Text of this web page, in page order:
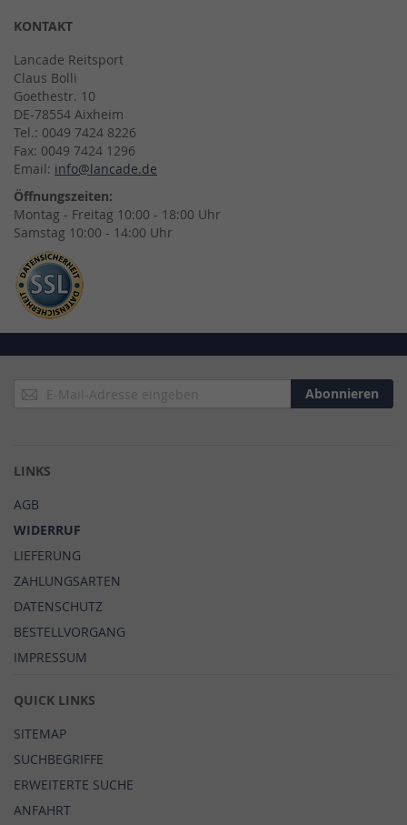
KONTAKT
Lancade Reitsport
Claus Bolli
Goethestr. 10
DE-78554 Aixheim
Tel.: 0049 7424 8226
Fax: 0049 7424 1296
Email: info@lancade.de
Öffnungszeiten:
Montag - Freitag 10:00 - 18:00 Uhr
Samstag 10:00 - 14:00 Uhr
Anmeldung
zum
Abonnieren
LINKS
AGB
WIDERRUF
LIEFERUNG
ZAHLUNGSARTEN
DATENSCHUTZ
BESTELLVORGANG
IMPRESSUM
QUICK LINKS
SITEMAP
SUCHBEGRIFFE
ERWEITERTE SUCHE
ANFAHRT